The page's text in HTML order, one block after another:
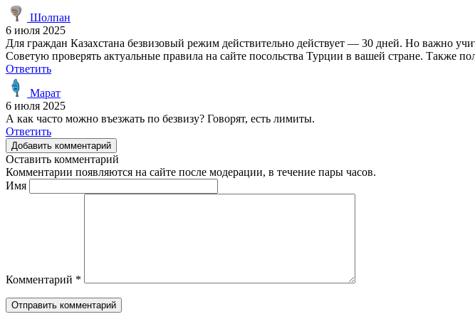
Шолпан
6 июля 2025
Для граждан Казахстана безвизовый режим действительно действует — 30 дней. Но важно
Советую проверять актуальные правила на сайте посольства Турции в вашей стране. Также
Ответить
Марат
6 июля 2025
А как часто можно въезжать по безвизу? Говорят, есть лимиты.
Ответить
Добавить комментарий
Оставить комментарий
Комментарии появляются на сайте после модерации, в течение пары часов.
Имя
Комментарий *